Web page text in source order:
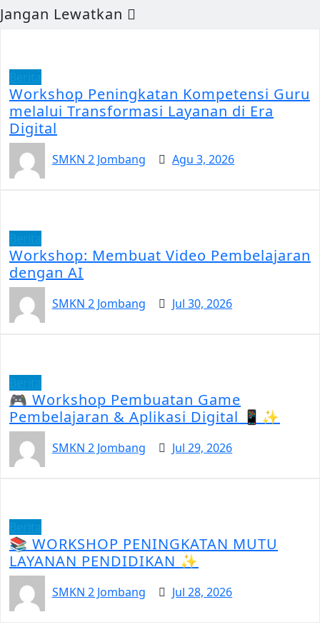
Jangan Lewatkan
Workshop Peningkatan Kompetensi Guru
melalui Transformasi Layanan di Era
Digital
SMKN 2 Jombang Agu 3, 2026
Workshop: Membuat Video Pembelajaran
dengan AI
SMKN 2 Jombang Jul 30, 2026
🎮 Workshop Pembuatan Game
Pembelajaran & Aplikasi Digital 📱✨
SMKN 2 Jombang Jul 29, 2026
📚 WORKSHOP PENINGKATAN MUTU
LAYANAN PENDIDIKAN ✨
SMKN 2 Jombang Jul 28, 2026